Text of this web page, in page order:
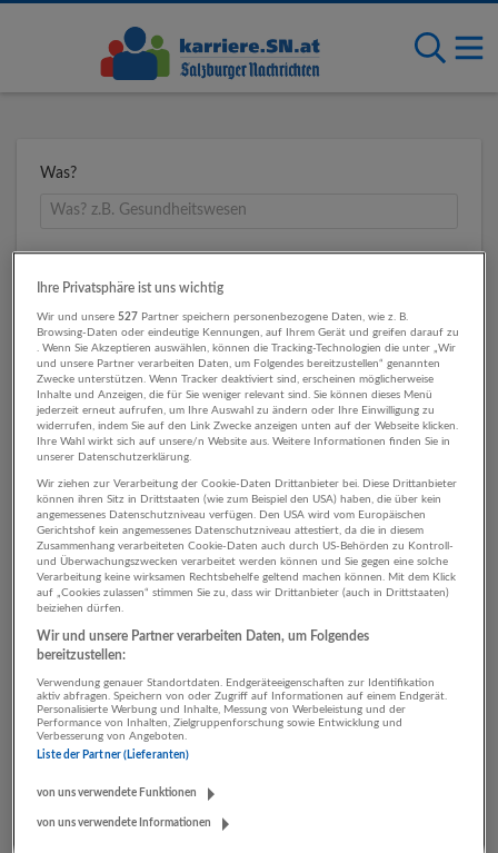
Was?
Umkreis
1 Pflege, Gesundheit, Soziales
Sozialwesen Unternehmen
LUGSTEIN CONSULTING
Ihre Privatsphäre ist uns wichtig
Wir und unsere527 Partner speichern personenbezogene Daten, wie z. B.
Browsing-Daten oder eindeutige Kennungen, auf Ihrem Gerät und greifen darauf zu
. Wenn Sie Akzeptieren auswählen, können die Tracking-Technologien die unter „Wir
und unsere Partner verarbeiten Daten, um Folgendes bereitzustellen“ genannten
Zwecke unterstützen. Wenn Tracker deaktiviert sind, erscheinen möglicherweise
Inhalte und Anzeigen, die für Sie weniger relevant sind. Sie können dieses Menü
jederzeit erneut aufrufen, um Ihre Auswahl zu ändern oder Ihre Einwilligung zu
widerrufen, indem Sie auf den Link Zwecke anzeigen unten auf der Webseite klicken.
Ihre Wahl wirkt sich auf unsere/n Website aus. Weitere Informationen finden Sie in
unserer Datenschutzerklärung.
Wir ziehen zur Verarbeitung der Cookie-Daten Drittanbieter bei. Diese Drittanbieter
können ihren Sitz in Drittstaaten (wie zum Beispiel den USA) haben, die über kein
angemessenes Datenschutzniveau verfügen. Den USA wird vom Europäischen
Gerichtshof kein angemessenes Datenschutzniveau attestiert, da die in diesem
Zusammenhang verarbeiteten Cookie-Daten auch durch US-Behörden zu Kontroll-
und Überwachungszwecken verarbeitet werden können und Sie gegen eine solche
Verarbeitung keine wirksamen Rechtsbehelfe geltend machen können. Mit dem Klick
auf „Cookies zulassen“ stimmen Sie zu, dass wir Drittanbieter (auch in Drittstaaten)
beiziehen dürfen.
Wir und unsere Partner verarbeiten Daten, um Folgendes
bereitzustellen:
Verwendung genauer Standortdaten. Endgeräteeigenschaften zur Identifikation
aktiv abfragen. Speichern von oder Zugriff auf Informationen auf einem Endgerät.
Personalisierte Werbung und Inhalte, Messung von Werbeleistung und der
Performance von Inhalten, Zielgruppenforschung sowie Entwicklung und
Verbesserung von Angeboten.
Liste der Partner (Lieferanten)
von uns verwendete Funktionen
von uns verwendete Informationen